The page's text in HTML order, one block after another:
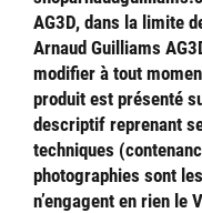
AG3D, dans la limite
Arnaud Guilliams
modifier à tout
produit est présenté
descriptif reprenant
techniques
photographies sont
n’engagent en rien le